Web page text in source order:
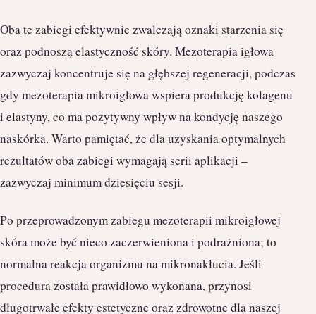
Oba te zabiegi efektywnie zwalczają oznaki starzenia się
oraz podnoszą elastyczność skóry. Mezoterapia igłowa
zazwyczaj koncentruje się na głębszej regeneracji, podczas
gdy mezoterapia mikroigłowa wspiera produkcję kolagenu
i elastyny, co ma pozytywny wpływ na kondycję naszego
naskórka. Warto pamiętać, że dla uzyskania optymalnych
rezultatów oba zabiegi wymagają serii aplikacji –
zazwyczaj minimum dziesięciu sesji.
Po przeprowadzonym zabiegu mezoterapii mikroigłowej
skóra może być nieco zaczerwieniona i podrażniona; to
normalna reakcja organizmu na mikronakłucia. Jeśli
procedura została prawidłowo wykonana, przynosi
długotrwałe efekty estetyczne oraz zdrowotne dla naszej